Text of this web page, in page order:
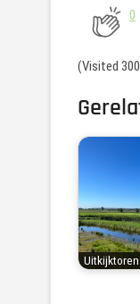
0
(Visited